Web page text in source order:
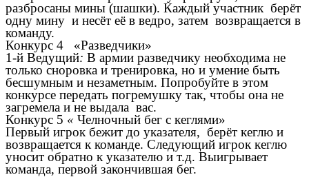
разбросаны мины (шашки). Каждый участник берёт
одну мину и несёт её в ведро, затем возвращается в
команду.
Конкурс 4 «Разведчики»
1-й Ведущий: В армии разведчику необходима не
только сноровка и тренировка, но и умение быть
бесшумным и незаметным. Попробуйте в этом
конкурсе передать погремушку так, чтобы она не
загремела и не выдала вас.
Конкурс 5 « Челночный бег с кеглями»
Первый игрок бежит до указателя, берёт кеглю и
возвращается к команде. Следующий игрок кеглю
уносит обратно к указателю и т.д. Выигрывает
команда, первой закончившая бег.